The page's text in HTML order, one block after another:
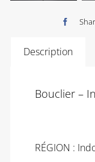
Description
Bouclier –
RÉGION :